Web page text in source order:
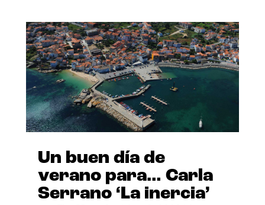
Un buen día de
verano para… Carla
Serrano ‘La inercia’